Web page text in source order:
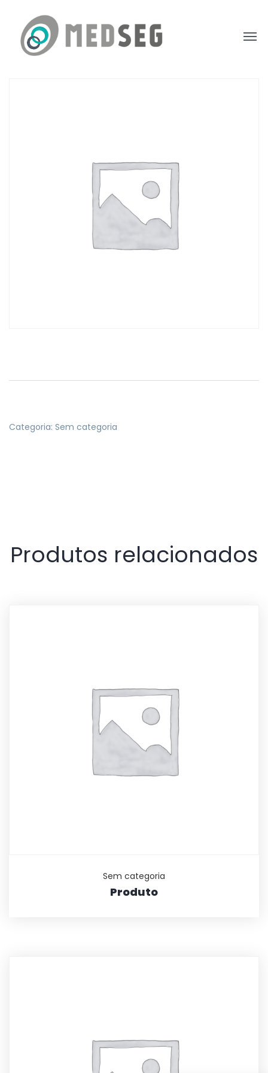
Categoria: Sem categoria
Produtos relacionados
Sem categoria
Produto